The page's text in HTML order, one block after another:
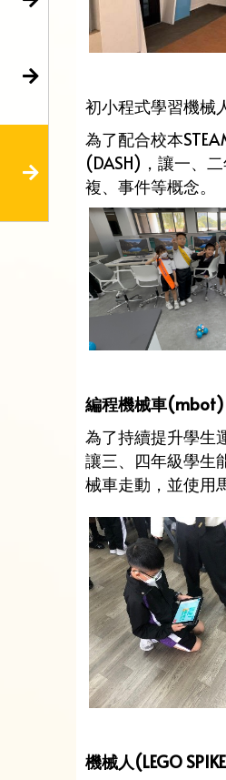
初小程式學習機械
為了配合校本
(DASH)，讓一、
複、事件等概念。
編程機械車(mbot)
為了持續提升學生
讓三、四年級學生
械車走動，並使用
機械人(LEGO